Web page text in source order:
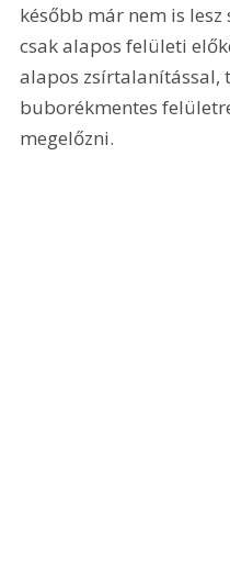
később már nem is
csak alapos felületi
alapos zsírtalanítással,
buborékmentes
megelőzni.